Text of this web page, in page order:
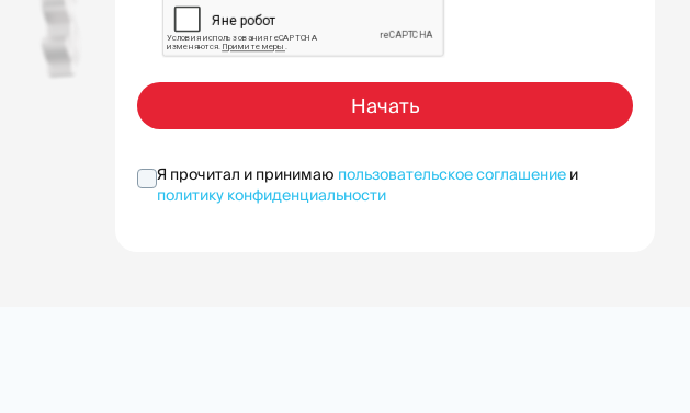
Начать
Я прочитал и принимаю пользовательское соглашение и
политику конфиденциальности